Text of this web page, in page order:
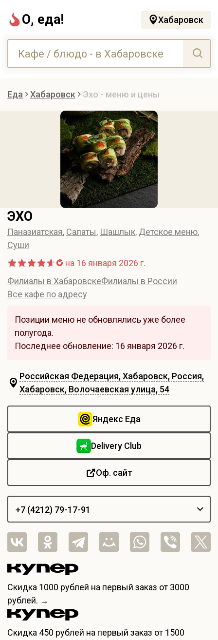
О, еда! Хабаровск
Еда Хабаровск Эхо - меню и цены
ЭХО
Паназиатская, Салаты, Шашлык, Детское меню,
Суши
на 16 января 2026 г.
Филиалы в ХабаровскеФилиалы в России
Все кафе по адресу
Позиции меню не обновлялись уже более
полугода.
Последнее обновление: 16 января 2026 г.
Российская Федерация, Хабаровск, Россия,
Хабаровск, Волочаевская улица, 54
Яндекс Еда
Delivery Club
Оф. сайт
+7 (4212) 79-17-91
+7 (4212) 79-07-90
Скидка 1000 рублей на первый заказ от 3000
рублей. →
Скидка 450 рублей на первый заказ от 1500